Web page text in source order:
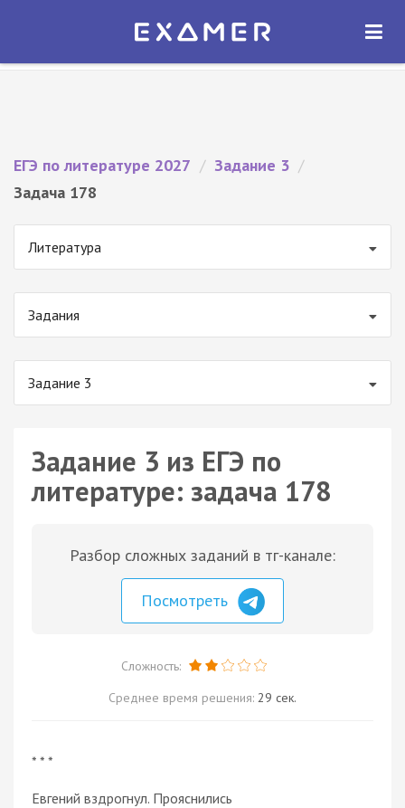
Экзамер — ЕГЭ 2027
ОТКРЫТЬ
ЕГЭ по литературе 2027 / Задание 3 /
Задача 178
Литература
Задания
Задание 3
Задание 3 из ЕГЭ по
литературе: задача 178
Разбор сложных заданий в тг-канале:
Посмотреть
Сложность:
Среднее время решения: 29 сек.
* * *
Евгений вздрогнул. Прояснились